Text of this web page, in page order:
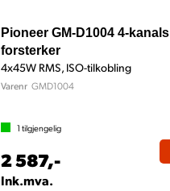
Pioneer GM-D1004 4-kanals
forsterker
4x45W RMS, ISO-tilkobling
Varenr GMD1004
1 tilgjengelig
2 587,-
Ink.mva.